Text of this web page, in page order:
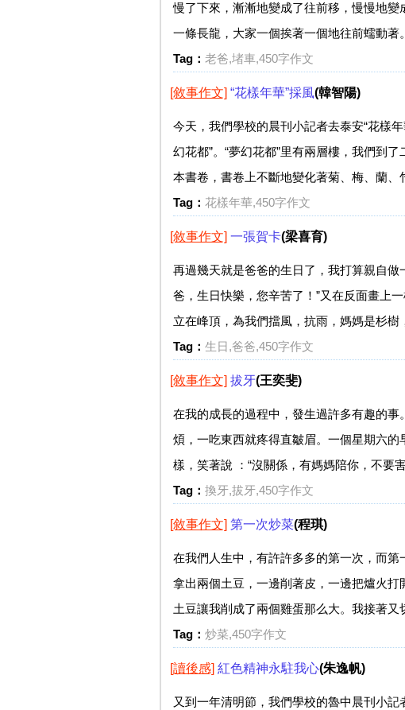
慢了下來，漸漸地變成了往前移，慢慢地
一條長龍，大家一個挨著一個地往前蠕動
Tag： 老爸,堵車,450字作文
[敘事作文] “花樣年華”採風(韓智陽)
今天，我們學校的晨刊小記者去泰安“花樣
幻花都”。“夢幻花都”里有兩層樓，我們到
本書卷，書卷上不斷地變化著菊、梅、蘭
Tag： 花樣年華,450字作文
[敘事作文] 一張賀卡(梁喜育)
再過幾天就是爸爸的生日了，我打算親自
爸，生日快樂，您辛苦了！”又在反面畫上
立在峰頂，為我們擋風，抗雨，媽媽是杉
Tag： 生日,爸爸,450字作文
[敘事作文] 拔牙(王奕斐)
在我的成長的過程中，發生過許多有趣的
煩，一吃東西就疼得直皺眉。一個星期六的
樣，笑著說 ：“沒關係，有媽媽陪你，不要
Tag： 換牙,拔牙,450字作文
[敘事作文] 第一次炒菜(程琪)
在我們人生中，有許許多多的第一次，而
拿出兩個土豆，一邊削著皮，一邊把爐火
土豆讓我削成了兩個雞蛋那么大。我接著
Tag： 炒菜,450字作文
[讀後感] 紅色精神永駐我心(朱逸帆)
又到一年清明節，我們學校的魯中晨刊小